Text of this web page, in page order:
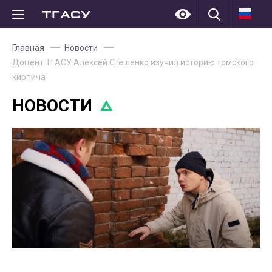
Главная
Новости
Доцент ТГАСУ Алексей Стешенко изучил историю томского
кирпича
НОВОСТИ